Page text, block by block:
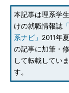
本記事は理系学
けの就職情報誌
系ナビ」 2011年
の記事に加筆・
して転載していま
す。